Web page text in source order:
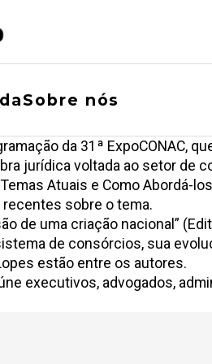
Sobre nós
da 31ª ExpoCONAC,
jurídica voltada ao setor de
Atuais e Como Abordá-
sobre o tema.
de uma criação nacional”
de consórcios, sua
estão entre os autores.
executivos, advogados,